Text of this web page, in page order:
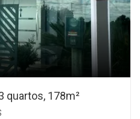
quartos, 178m²